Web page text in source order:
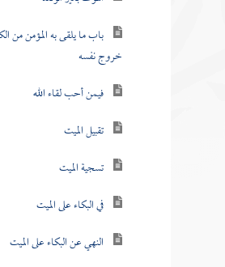
باب ما يلقى به المؤمن من
خروج نفسه
فيمن أحب لقاء الله
تقبيل الميت
تسجية الميت
في البكاء على الميت
النهي عن البكاء على الميت